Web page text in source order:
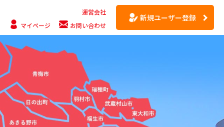
運営会社
マイページ
お問い合わせ
新規ユーザー登録